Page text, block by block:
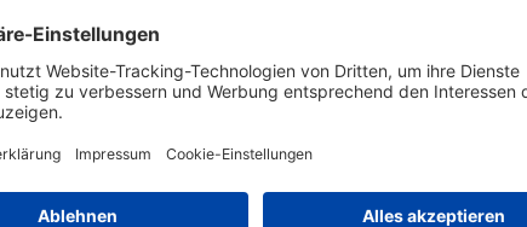
Logistik und Verpackungsdaten
-40 °C bis +85 °C